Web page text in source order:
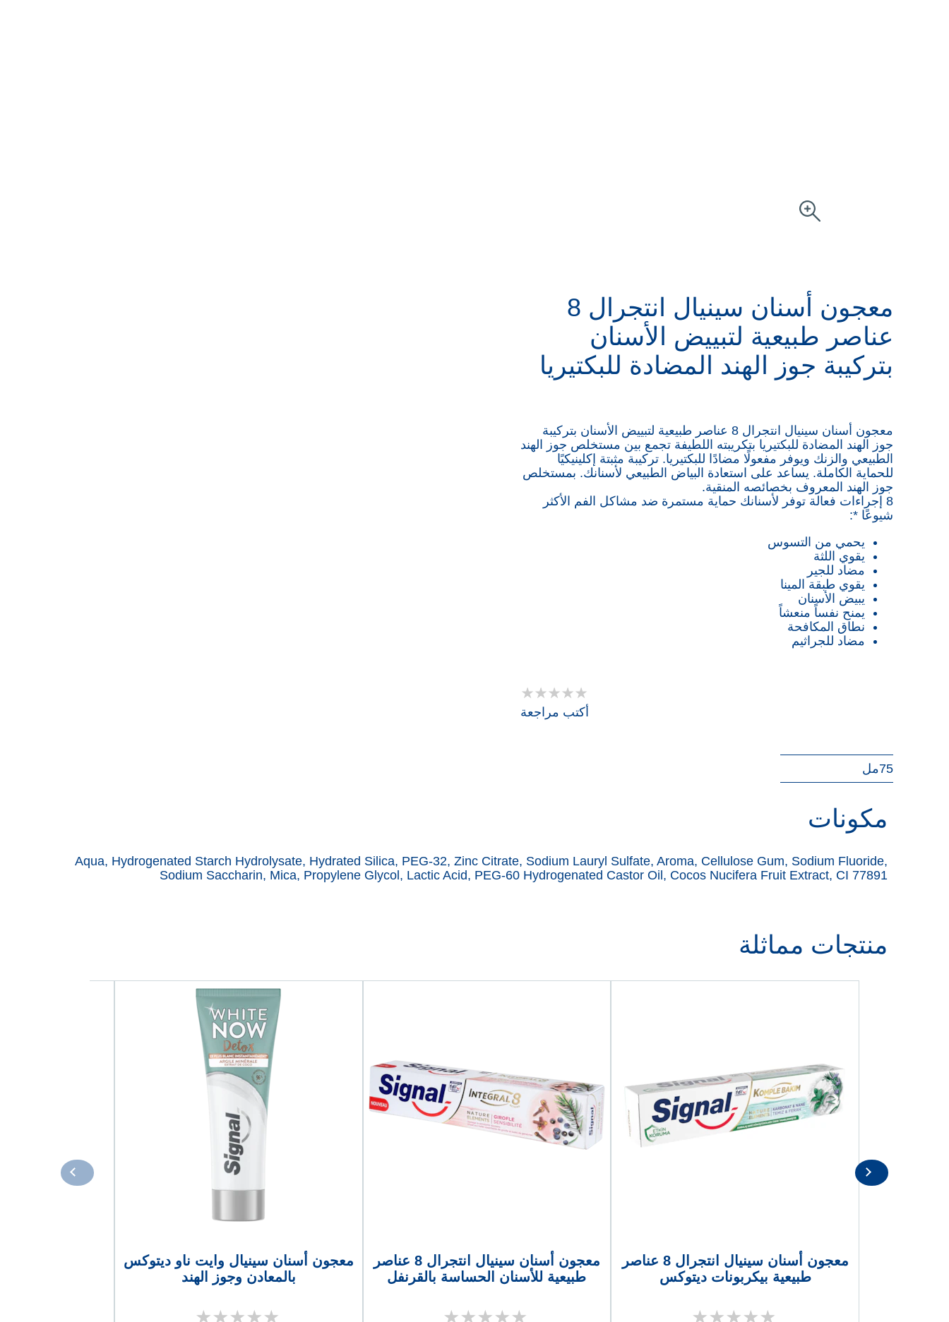
معجون أسنان سينيال انتجرال 8
عناصر طبيعية لتبييض الأسنان
بتركيبة جوز الهند المضادة للبكتيريا
معجون أسنان سينيال انتجرال 8 عناصر طبيعية لتبييض الأسنان بتركيبة
جوز الهند المضادة للبكتيريا بتكريبته اللطيفة تجمع بين مستخلص جوز الهند
الطبيعي والزنك ويوفر مفعولًا مضادًا للبكتيريا. تركيبة مثبتة إكلينيكيًا
للحماية الكاملة. يساعد على استعادة البياض الطبيعي لأسنانك. بمستخلص
جوز الهند المعروف بخصائصه المنقية.
8 إجراءات فعالة توفر لأسنانك حماية مستمرة ضد مشاكل الفم الأكثر
شيوعًا *:
يحمي من التسوس
يقوي اللثة
مضاد للجير
يقوي طبقة المينا
يبيض الأسنان
يمنح نفساً منعشاً
نطاق المكافحة
مضاد للجراثيم
لم
يتم
تقديم
أكتب مراجعة
75مل
مكونات
Aqua, Hydrogenated Starch Hydrolysate, Hydrated Silica, PEG-32, Zinc Citrate, Sodium Lauryl Sulfate, Aroma, Cellulose Gum, Sodium Fluoride,
Sodium Saccharin, Mica, Propylene Glycol, Lactic Acid, PEG-60 Hydrogenated Castor Oil, Cocos Nucifera Fruit Extract, CI 77891
منتجات مماثلة
معجون أسنان سينيال انتجرال 8 عناصر
طبيعية بيكربونات ديتوكس
معجون أسنان سينيال انتجرال 8 عناصر
طبيعية للأسنان الحساسة بالقرنفل
معجون أسنان سينيال وايت ناو ديتوكس
بالمعادن وجوز الهند